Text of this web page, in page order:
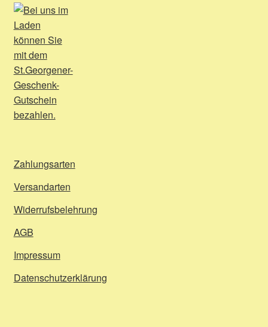
Zahlungsarten
Versandarten
Widerrufsbelehrung
AGB
Impressum
Datenschutzerklärung